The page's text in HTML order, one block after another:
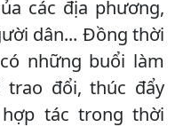
các địa phương,
dân... Đồng thời
những buổi làm
đổi, thúc đẩy
tác trong thời